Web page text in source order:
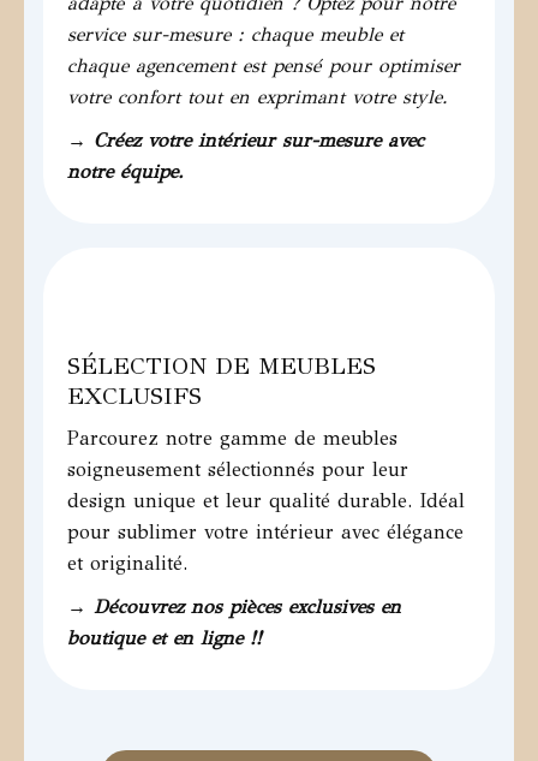
service sur-mesure : chaque meuble et
chaque agencement est pensé pour optimiser
votre confort tout en exprimant votre style.
→ Créez votre intérieur sur-mesure avec
notre équipe.
SÉLECTION DE MEUBLES
EXCLUSIFS
Parcourez notre gamme de meubles
soigneusement sélectionnés pour leur
design unique et leur qualité durable. Idéal
pour sublimer votre intérieur avec élégance
et originalité.
→ Découvrez nos pièces exclusives en
boutique et en ligne !!